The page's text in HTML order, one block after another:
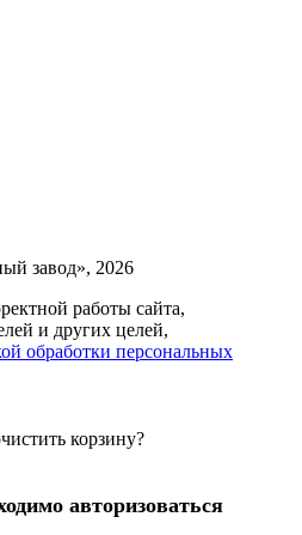
завод», 2026
работы сайта,
и других целей,
обработки персональных
корзину?
авторизоваться